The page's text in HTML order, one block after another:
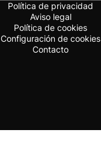
Política de privacidad
Aviso legal
Política de cookies
Configuración de cookies
Contacto